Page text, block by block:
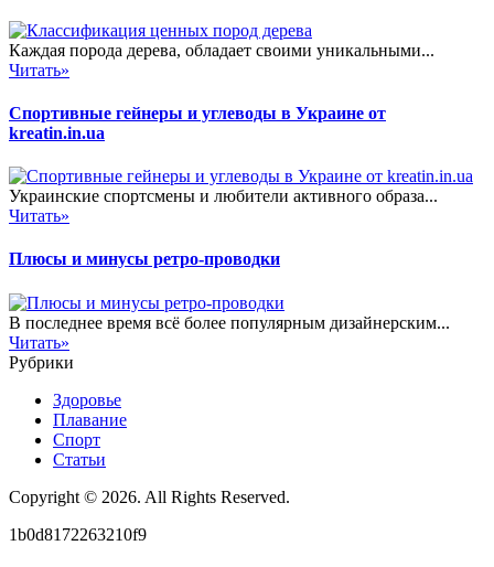
Каждая порода дерева, обладает своими уникальными...
Читать»
Спортивные гейнеры и углеводы в Украине от
kreatin.in.ua
Украинские спортсмены и любители активного образа...
Читать»
Плюсы и минусы ретро-проводки
В последнее время всё более популярным дизайнерским...
Читать»
Рубрики
Здоровье
Плавание
Спорт
Статьи
Copyright © 2026. All Rights Reserved.
1b0d8172263210f9